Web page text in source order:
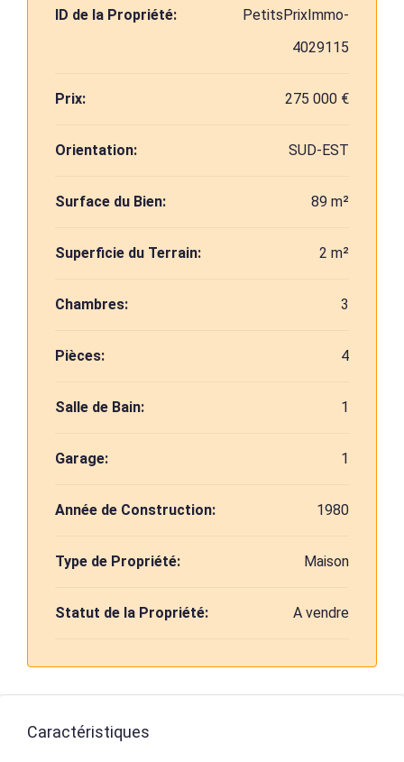
ID de la Propriété:
PetitsPrixImmo-
4029115
Prix: 275 000 €
Orientation: SUD-EST
Surface du Bien: 89 m²
Superficie du Terrain: 2 m²
Chambres: 3
Pièces: 4
Salle de Bain: 1
Garage: 1
Année de Construction: 1980
Type de Propriété: Maison
Statut de la Propriété: A vendre
Caractéristiques